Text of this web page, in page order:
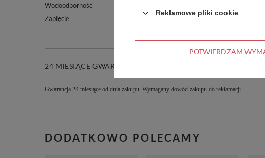
Wodoodporność
Zapięcie
Zamek błyskawiczny
24 MIESIĄCE GWARANCJI
Gwarancja 24 miesiące od dnia zakupu. Wymagany dowód zakupu do reklamacji.
DODATKOWO POLECAMY
Reklamowe pliki cookie
POTWIERDZAM